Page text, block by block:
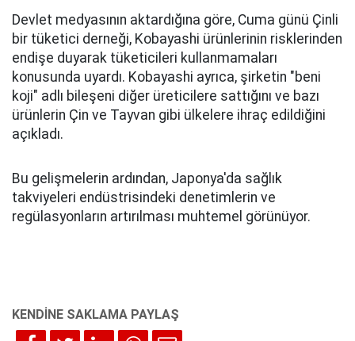
Devlet medyasının aktardığına göre, Cuma günü Çinli
bir tüketici derneği, Kobayashi ürünlerinin risklerinden
endişe duyarak tüketicileri kullanmamaları
konusunda uyardı. Kobayashi ayrıca, şirketin "beni
koji" adlı bileşeni diğer üreticilere sattığını ve bazı
ürünlerin Çin ve Tayvan gibi ülkelere ihraç edildiğini
açıkladı.
Bu gelişmelerin ardından, Japonya'da sağlık
takviyeleri endüstrisindeki denetimlerin ve
regülasyonların artırılması muhtemel görünüyor.